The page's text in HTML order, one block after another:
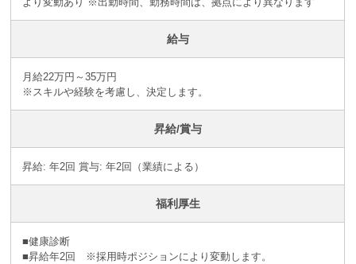
給与
月給22万円～35万円
※スキルや経験を考慮し、決定します。
昇給/賞与
昇給: 年2回 賞与: 年2回（業績による）
福利厚生
■健康診断
■昇給年2回 ※採⽤時ポジションにより変動します。